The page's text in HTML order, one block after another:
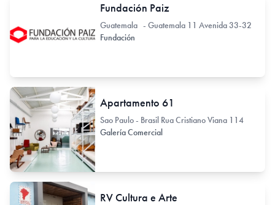
Fundación Paiz
Guatemala - Guatemala 11 Avenida 33-32
Fundación
Apartamento 61
Sao Paulo - Brasil Rua Cristiano Viana 114
Galería Comercial
RV Cultura e Arte